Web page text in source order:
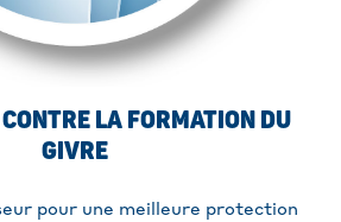
LA FORMATION DU
GIVRE
pour une meilleure protection